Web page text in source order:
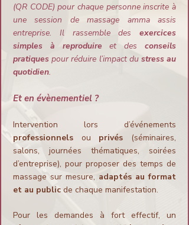
(QR CODE) pour chaque personne inscrite à
une session de massage amma assis
entreprise. Il rassemble des exercices
simples à reproduire et desconseils
pratiques pour réduire l’impact du stress au
quotidien.
Et en évènementiel ?
Intervention lors d’événements
professionnels ou privés (séminaires,
salons, journées thématiques, soirées
d’entreprise), pour proposer des temps de
massage sur mesure, adaptés au format
et au public de chaque manifestation.
Pour les demandes à fort effectif, un